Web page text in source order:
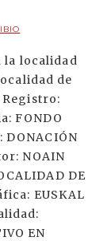
la localidad
de
Registro:
FONDO
DONACIÓN
NOAIN
DE
EUSKAL
EN